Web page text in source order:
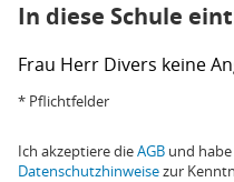
In diese Schule
Frau Herr Divers keine
* Pflichtfelder
Ich akzeptiere dieAGB und
Datenschutzhinweisezur